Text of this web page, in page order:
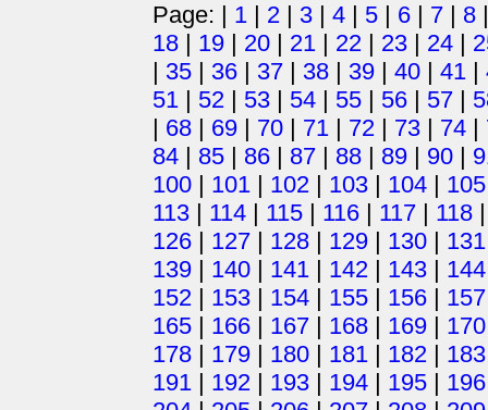
Page: | 1 | 2 | 3 | 4 | 5 | 6 | 7 | 8
18 | 19 | 20 | 21 | 22 | 23 | 24 |
| 35 | 36 | 37 | 38 | 39 | 40 | 41 |
51 | 52 | 53 | 54 | 55 | 56 | 57 |
| 68 | 69 | 70 | 71 | 72 | 73 | 74 |
84 | 85 | 86 | 87 | 88 | 89 | 90 |
100 | 101 | 102 | 103 | 104 | 105
113 | 114 | 115 | 116 | 117 | 118
126 | 127 | 128 | 129 | 130 | 131
139 | 140 | 141 | 142 | 143 | 144
152 | 153 | 154 | 155 | 156 | 157
165 | 166 | 167 | 168 | 169 | 170
178 | 179 | 180 | 181 | 182 | 183
191 | 192 | 193 | 194 | 195 | 196